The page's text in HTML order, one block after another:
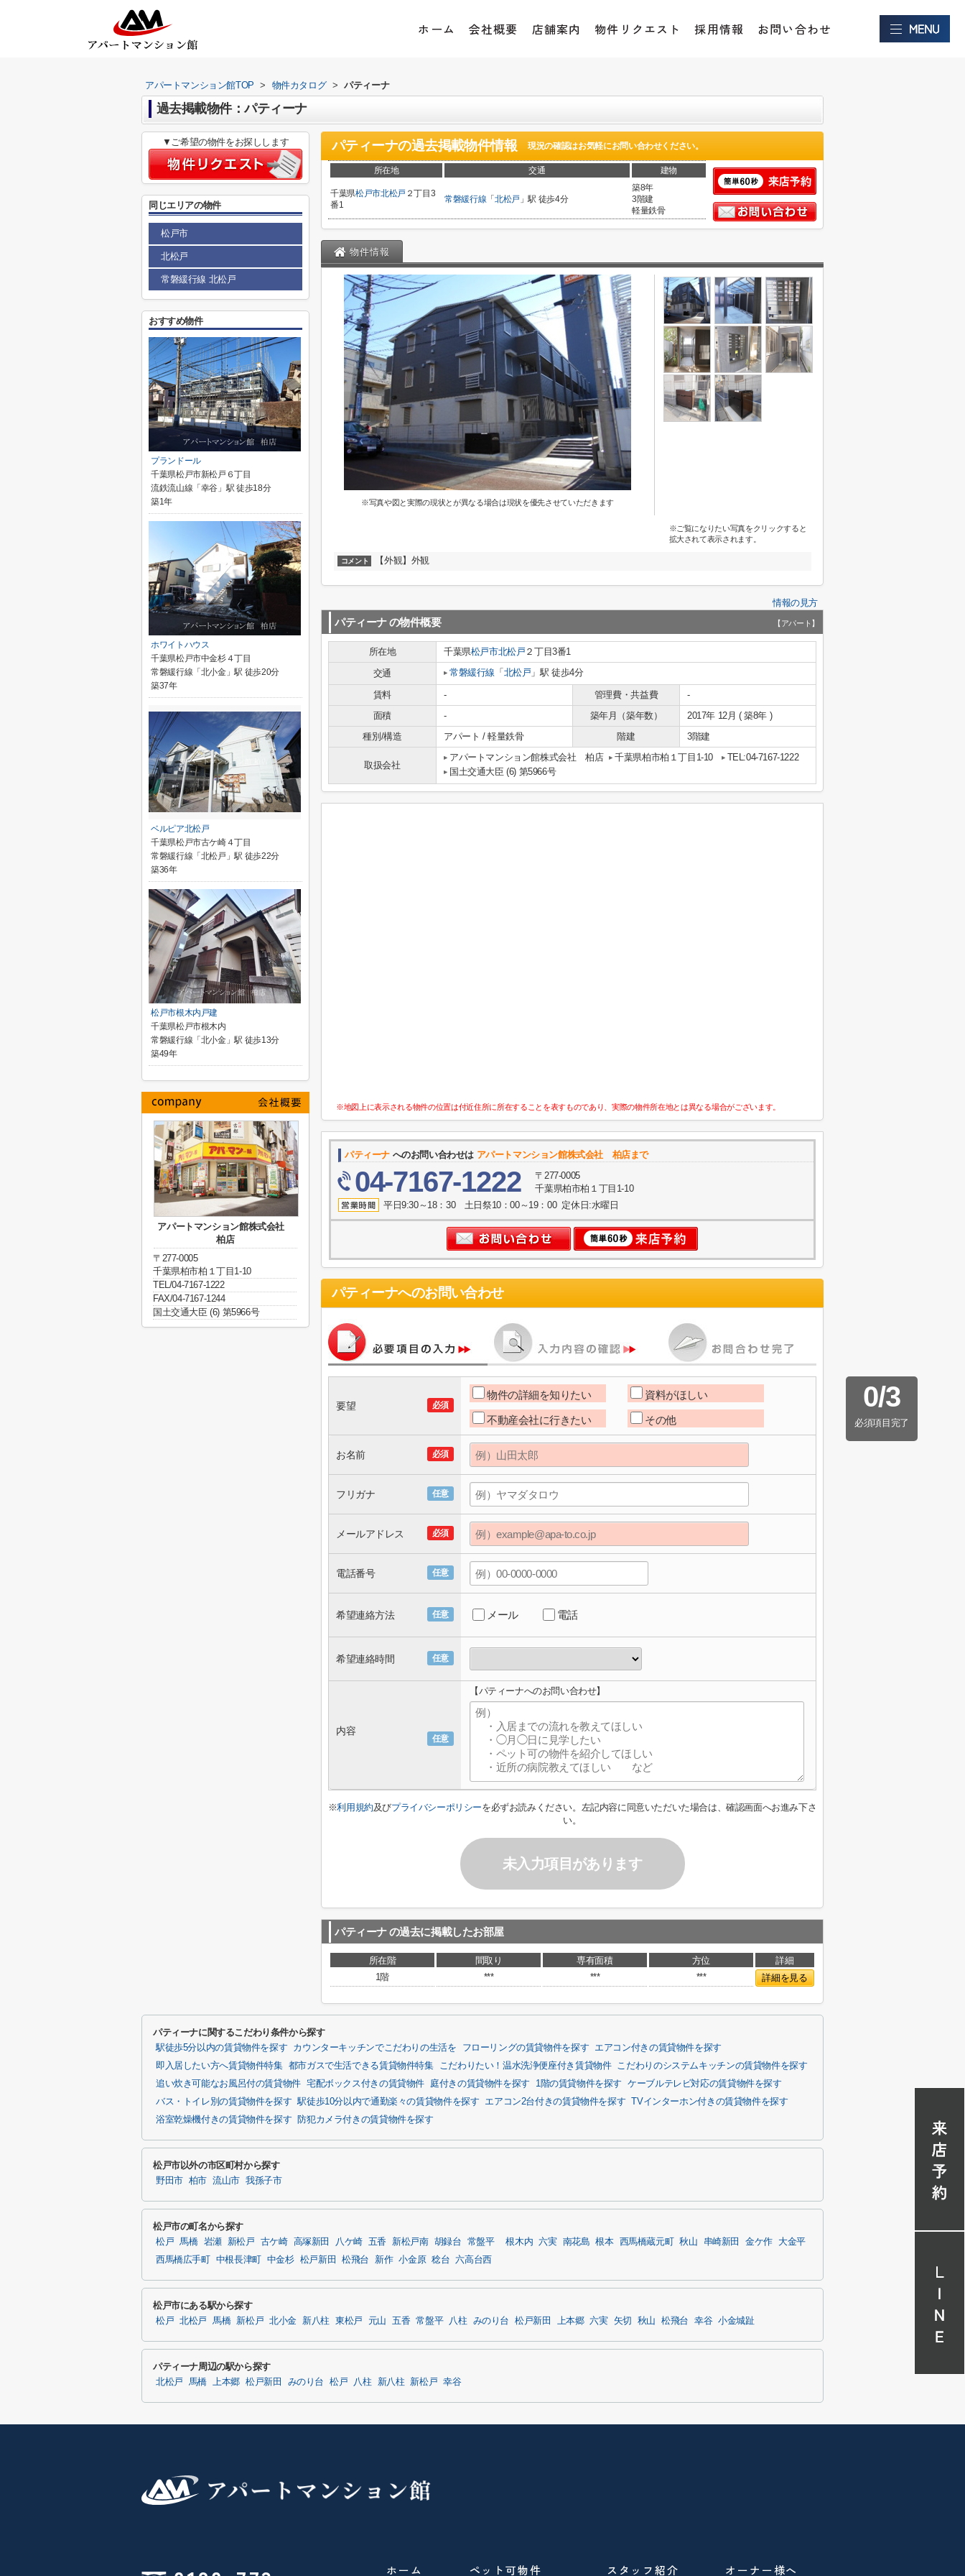
ホーム 会社概要 店舗案内 物件リクエスト 採用情報 お問い合わせ
アパートマンション館TOP > 物件カタログ > パティーナ
過去掲載物件：パティーナ
パティーナの過去掲載物件情報 現況の確認はお気軽にお問い合わせください。
所在地 交通 建物
千葉県松戸市北松戸２丁目3
番1
常磐緩行線 「 北松戸」駅 徒歩4分
築8年
3階建
軽量鉄骨
物件情報
※写真や図と実際の現状とが異なる場合は現状を優先させていただきます
※ご覧になりたい写真をクリックすると
拡大されて表示されます。
コメント 【外観】外観
情報の見方
パティーナの物件概要 【アパート】
所在地 千葉県松戸市北松戸 ２丁目3番1
交通
常磐緩行線 「 北松戸 」駅 徒歩4分
賃料 - 管理費・共益費
-
面積
- 築年月（築年数）
2017年 12月 ( 築8年 )
種別/構造
アパート / 軽量鉄骨 階建 3階建
取扱会社
アパートマンション館株式会社 柏店 千葉県柏市柏１丁目1-10
TEL:04-7167-1222
国土交通大臣 (6) 第5966号
※地図上に表示される物件の位置は付近住所に所在することを表すものであり、実際の物件所在地とは異なる場合がございます。
パティーナ へのお問い合わせは アパートマンション館株式会社 柏店まで
04-7167-1222
〒277-0005
千葉県柏市柏１丁目1-10
平日9:30～18：30 土日祭10：00～19：00 定休日:水曜日
パティーナへのお問い合わせ
0/3
必須項目完了
必須
要望
物件の詳細を知りたい 資料がほしい
不動産会社に行きたい その他
必須
お名前
任意
フリガナ
必須
メールアドレス
任意
電話番号
任意
希望連絡方法 メール 電話
任意
希望連絡時間
任意
内容
【パティーナへのお問い合わせ】
※利用規約及びプライバシーポリシーを必ずお読みください。左記内容に同意いただいた場合は、確認画面へお進み下さ
い。
未入力項目があります
パティーナの過去に掲載したお部屋
所在階 間取り 専有面積 方位
詳細
1階
*** *** *** 詳細を見る
▼ご希望の物件をお探しします
同じエリアの物件
松戸市
北松戸
常磐緩行線 北松戸
おすすめ物件
プランドール
千葉県松戸市新松戸６丁目
流鉄流山線「幸谷」駅 徒歩18分
築1年
ホワイトハウス
千葉県松戸市中金杉４丁目
常磐緩行線「北小金」駅 徒歩20分
築37年
ベルピア北松戸
千葉県松戸市古ケ崎４丁目
常磐緩行線「北松戸」駅 徒歩22分
築36年
松戸市根木内戸建
千葉県松戸市根木内
常磐緩行線「北小金」駅 徒歩13分
築49年
アパートマンション館株式会社
柏店
〒277-0005
千葉県柏市柏１丁目1-10
TEL/04-7167-1222
FAX/04-7167-1244
国土交通大臣 (6) 第5966号
パティーナに関するこだわり条件から探す
駅徒歩5分以内の賃貸物件を探す カウンターキッチンでこだわりの生活を フローリングの賃貸物件を探す
エアコン付きの賃貸物件を探す
即入居したい方へ賃貸物件特集 都市ガスで生活できる賃貸物件特集 こだわりたい！温水洗浄便座付き賃貸物件
こだわりのシステムキッチンの賃貸物件を探す
追い炊き可能なお風呂付の賃貸物件 宅配ボックス付きの賃貸物件 庭付きの賃貸物件を探す 1階の賃貸物件を探す
ケーブルテレビ対応の賃貸物件を探す
バス・トイレ別の賃貸物件を探す 駅徒歩10分以内で通勤楽々の賃貸物件を探す エアコン2台付きの賃貸物件を探す
TVインターホン付きの賃貸物件を探す
浴室乾燥機付きの賃貸物件を探す
防犯カメラ付きの賃貸物件を探す
松戸市以外の市区町村から探す
野田市 柏市 流山市 我孫子市
松戸市の町名から探す
松戸 馬橋 岩瀬 新松戸 古ケ崎 高塚新田 八ケ崎 五香 新松戸南 胡録台 常盤平 根木内 六実 南花島 根本 西馬橋蔵元町 秋山 串崎新田 金ケ作
大金平
西馬橋広手町
中根長津町 中金杉 松戸新田 松飛台 新作 小金原 稔台 六高台西
松戸市にある駅から探す
松戸 北松戸 馬橋 新松戸 北小金 新八柱 東松戸 元山 五香 常盤平 八柱 みのり台 松戸新田 上本郷 六実 矢切 秋山 松飛台 幸谷 小金城趾
パティーナ周辺の駅から探す
北松戸 馬橋 上本郷 松戸新田 みのり台 松戸 八柱 新八柱 新松戸 幸谷
ホーム ペット可物件 スタッフ紹介 オーナー様へ